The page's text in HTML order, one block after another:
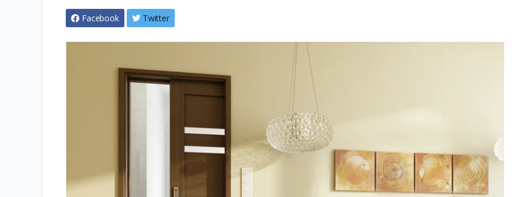
Facebook Twitter